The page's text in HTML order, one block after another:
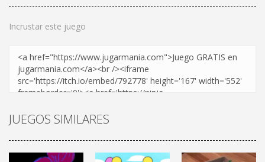
Incrustar este juego
JUEGOS SIMILARES